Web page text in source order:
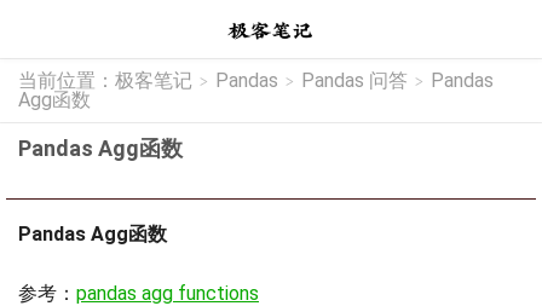
当前位置： 极客笔记 > Pandas > Pandas 问答 > Pandas
Agg函数
Pandas Agg函数
Pandas Agg函数
参考： pandas agg functions